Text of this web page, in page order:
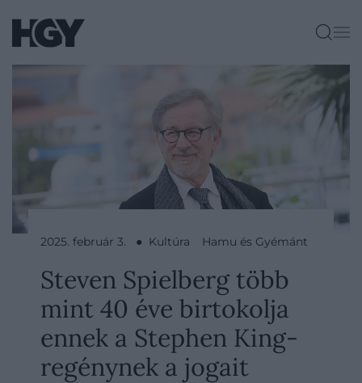
2025. február 3. ● Kultúra Hamu és Gyémánt
Steven Spielberg több
mint 40 éve birtokolja
ennek a Stephen King-
regénynek a jogait